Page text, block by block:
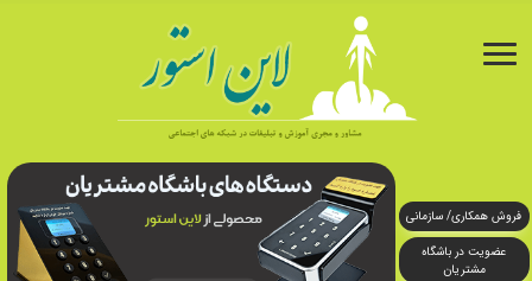
فروش همکاری/ سازمانی
عضویت در باشگاه
مشتریان